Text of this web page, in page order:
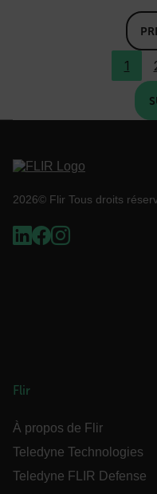
1
2026© Flir Tous droits
Flir
À propos de Flir
Teledyne Technologies
Teledyne FLIR Defense
cashrun_session_id